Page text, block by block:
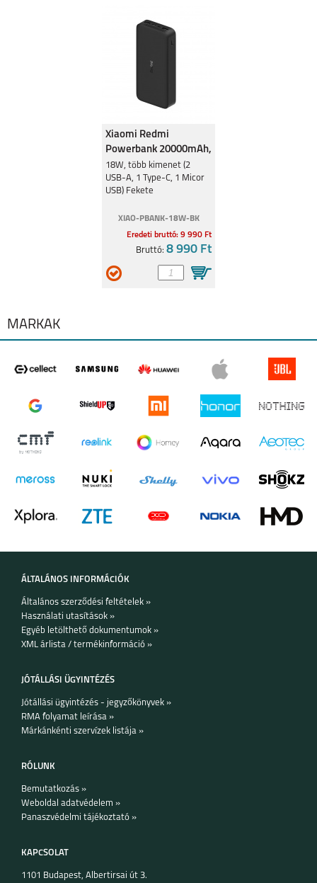
MOTOROLA MOTO
Xiaomi Redmi
Powerbank 20000mAh,
18W, Fekete
18W, több kimenet (2
USB-A, 1 Type-C, 1 Micor
USB) Fekete
XIAO-PBANK-18W-BK
Eredeti bruttó: 9 990 Ft
Bruttó: 8 990 Ft
MÁRKÁK
ÁLTALÁNOS INFORMÁCIÓK
Általános szerződési feltételek »
Használati utasítások »
Egyéb letölthető dokumentumok »
XML árlista / termékinformáció »
JÓTÁLLÁSI ÜGYINTÉZÉS
Jótállási ügyintézés - jegyzőkönyvek »
RMA folyamat leírása »
Márkánkénti szervízek listája »
RÓLUNK
Bemutatkozás »
Weboldal adatvédelem »
Panaszvédelmi tájékoztató »
KAPCSOLAT
1101 Budapest, Albertirsai út 3.